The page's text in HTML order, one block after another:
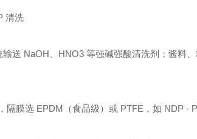
清洗
送 NaOH、HNO3 等强碱强酸清洗剂；酱料
隔膜选 EPDM（食品级）或 PTFE，如 NDP -